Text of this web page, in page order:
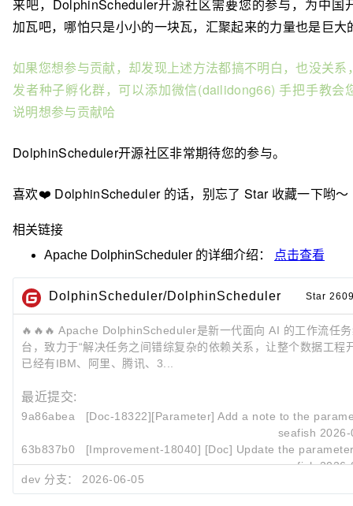
来吧， DolphinScheduler开源社区需要您的参与，为中国
加瓦吧，哪怕只是小小的一块瓦，汇聚起来的力量也是巨大
如果您想参与贡献，却发现上述方法都搞不明白，也没关系
发者种子孵化群，可以添加微信(dailidong66) 手把手教会
说明想参与贡献哈
DolphinScheduler开源社区非常期待您的参与。
喜欢❤ ️ DolphinScheduler 的话，别忘了 Star 收藏一下哟～
相关链接
Apache DolphinScheduler 的详细介绍： 点击查看
DolphinScheduler/DolphinScheduler Star
🔥🔥🔥 Apache DolphinScheduler是新一代面向 AI 的工作流任
台，致力于“解决任务之间错综复杂的依赖关系，让整个数据工程
已经有IBM、阿里、腾讯、3...
最近提交:
9a86abea
[Doc-18322][Parameter] Add a note to the
seafish
63b837b0
[Improvement-18040] [Doc] Update the
seafish
123df9ff
[Chore] Hotfix 3.4.2 doc error (#18319)
dev 分支： 2026-06-05